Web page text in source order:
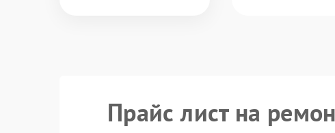
Прайс лист на